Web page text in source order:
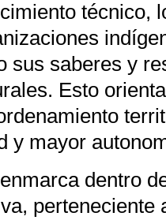
técnico,
sus saberes y
Esto
y mayor
dentro